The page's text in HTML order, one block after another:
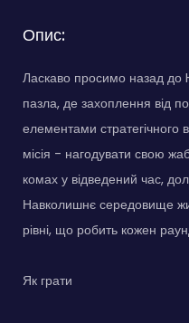
Опис:
Ласкаво просимо назад
пазла, де захоплення від
елементами стратегічного
місія - нагодувати свою
комах у відведений час,
Навколишнє середовище
рівні, що робить кожен
Як грати